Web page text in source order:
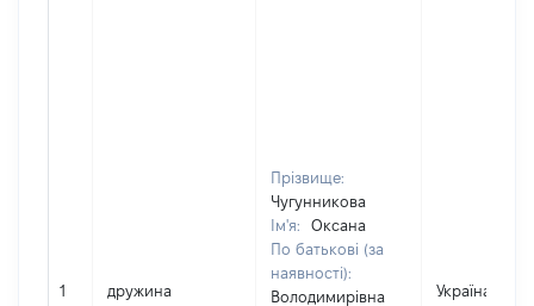
1 дружина
Прізвище:
Чугунникова
Ім'я:
Оксана
По батькові (за
наявності):
Володимирівна
Україна